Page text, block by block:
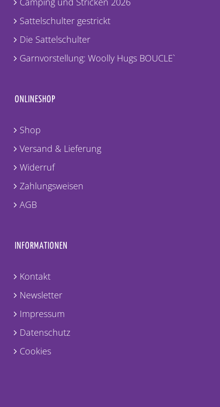
Sattelschulter gestrickt
Die Sattelschulter
Garnvorstellung: Woolly Hugs BOUCLE`
ONLINESHOP
Shop
Versand & Lieferung
Widerruf
Zahlungsweisen
AGB
INFORMATIONEN
Kontakt
Newsletter
Impressum
Datenschutz
Cookies